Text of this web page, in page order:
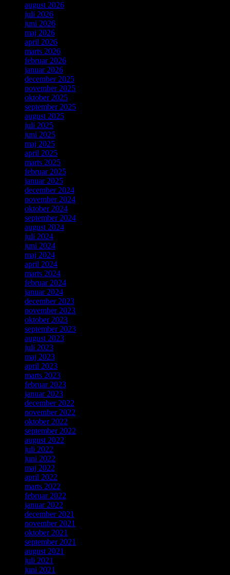
august 2026
juli 2026
juni 2026
maj 2026
april 2026
marts 2026
februar 2026
januar 2026
december 2025
november 2025
oktober 2025
september 2025
august 2025
juli 2025
juni 2025
maj 2025
april 2025
marts 2025
februar 2025
januar 2025
december 2024
november 2024
oktober 2024
september 2024
august 2024
juli 2024
juni 2024
maj 2024
april 2024
marts 2024
februar 2024
januar 2024
december 2023
november 2023
oktober 2023
september 2023
august 2023
juli 2023
maj 2023
april 2023
marts 2023
februar 2023
januar 2023
december 2022
november 2022
oktober 2022
september 2022
august 2022
juli 2022
juni 2022
maj 2022
april 2022
marts 2022
februar 2022
januar 2022
december 2021
november 2021
oktober 2021
september 2021
august 2021
juli 2021
juni 2021